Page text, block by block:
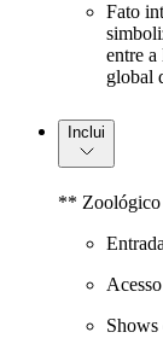
Fato
entre
global
Inclui
**
Shows